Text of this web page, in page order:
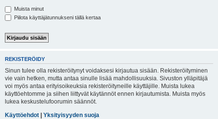
Muista minut
Piilota käyttäjätunnukseni tällä kertaa
REKISTERÖIDY
Sinun tulee olla rekisteröitynyt voidaksesi kirjautua sisään. Rekisteröityminen
vie vain hetken, mutta antaa sinulle lisää mahdollisuuksia. Sivuston ylläpitäjä
voi myös antaa erityisoikeuksia rekisteröityneille käyttäjille. Muista lukea
käyttöehtomme ja siihen liittyvät käytännöt ennen kirjautumista. Muista myös
lukea keskustelufoorumin säännöt.
Käyttöehdot | Yksityisyyden suoja